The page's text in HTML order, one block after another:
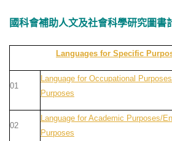
國科會補助人文及社會科學研究圖書
Languages for Specific
01
Language for Occupational
Purposes
02
Language for Academic Purposes/
Purposes